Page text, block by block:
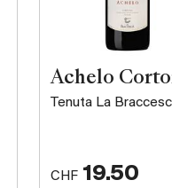
Achelo
Tenuta La
CHF 19.50